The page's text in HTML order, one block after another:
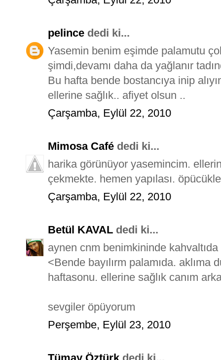
pelince dedi ki...
Yasemin benim eşimde palamutu
şimdi,devamı daha da yağlanır
Bu hafta bende bostancıya inip
ellerine sağlık.. afiyet olsun ..
Çarşamba, Eylül 22, 2010
Mimosa Café dedi ki...
harika görünüyor yasemincim.
çekmekte. hemen yapılası.
Çarşamba, Eylül 22, 2010
Betül KAVAL dedi ki...
aynen cnm benimkininde
<Bende bayılırm palamıda.
haftasonu. ellerine sağlık canım
sevgiler öpüyorum
Perşembe, Eylül 23, 2010